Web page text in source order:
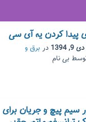
پیدا کردن یه آی سی
دی 9, 1394 در برق و
بی نام
سیم پیچ و جریان برای